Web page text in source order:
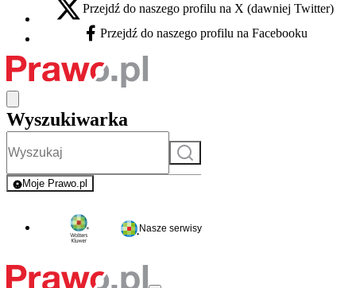
X - otwiera się w nowej karcie
Przejdź do naszego profilu na X (dawniej Twitter)
Facebook - otwiera się w nowej karcie
Przejdź do naszego profilu na Facebooku
Wyszukiwarka
Szukaj
Moje Prawo.pl
- rejestracja i logowanie do serwisu
Nasze serwisy